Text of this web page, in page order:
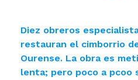
Diez obreros
restauran el cimborrio
Ourense. La obra es
lenta; pero poco a pcoo